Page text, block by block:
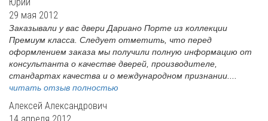
29 мая 2012
Заказывали у вас двери Дариано Порте из коллекции
Премиум класса. Следует отметить, что перед
оформлением заказа мы получили полную информацию от
консультанта о качестве дверей, производителе,
стандартах качества и о международном признании....
читать отзыв полностью
Алексей Александрович